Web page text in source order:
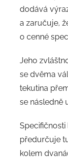
dodává
a zaručuje,
o cenné
Jeho
se dvěma
tekutina
se následně
Specifičnosti
předurčuje
kolem